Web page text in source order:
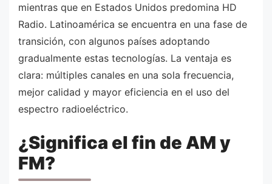
mientras que en Estados Unidos predomina HD
Radio. Latinoamérica se encuentra en una fase de
transición, con algunos países adoptando
gradualmente estas tecnologías. La ventaja es
clara: múltiples canales en una sola frecuencia,
mejor calidad y mayor eficiencia en el uso del
espectro radioeléctrico.
¿Significa el fin de AM y
FM?